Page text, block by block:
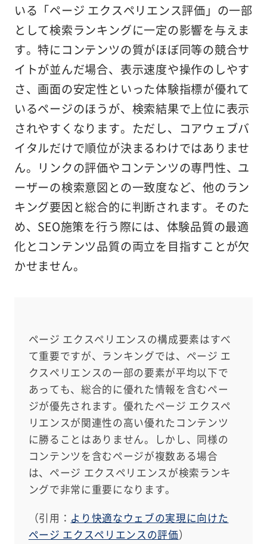
いる「ページ エクスペリエンス評価」の一部
として検索ランキングに一定の影響を与えま
す。特にコンテンツの質がほぼ同等の競合サ
イトが並んだ場合、表示速度や操作のしやす
さ、画面の安定性といった体験指標が優れて
いるページのほうが、検索結果で上位に表示
されやすくなります。ただし、コアウェブバ
イタルだけで順位が決まるわけではありませ
ん。リンクの評価やコンテンツの専門性、ユ
ーザーの検索意図との一致度など、他のラン
キング要因と総合的に判断されます。そのた
め、SEO施策を行う際には、体験品質の最適
化とコンテンツ品質の両立を目指すことが欠
かせません。
ページ エクスペリエンスの構成要素はすべ
て重要ですが、ランキングでは、ページ エ
クスペリエンスの一部の要素が平均以下で
あっても、総合的に優れた情報を含むペー
ジが優先されます。優れたページ エクスペ
リエンスが関連性の高い優れたコンテンツ
に勝ることはありません。しかし、同様の
コンテンツを含むページが複数ある場合
は、ページ エクスペリエンスが検索ランキ
ングで非常に重要になります。
（引用： より快適なウェブの実現に向けた
ページ エクスペリエンスの評価）